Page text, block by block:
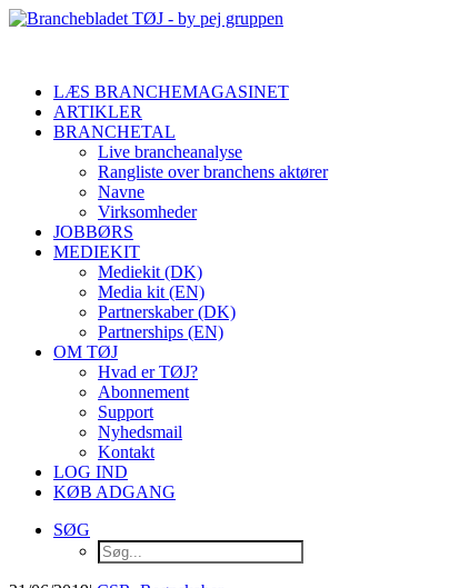
LÆS BRANCHEMAGASINET
ARTIKLER
BRANCHETAL
Live brancheanalyse
Rangliste over branchens aktører
Navne
Virksomheder
JOBBØRS
MEDIEKIT
Mediekit (DK)
Media kit (EN)
Partnerskaber (DK)
Partnerships (EN)
OM TØJ
Hvad er TØJ?
Abonnement
Support
Nyhedsmail
Kontakt
LOG IND
KØB ADGANG
SØG